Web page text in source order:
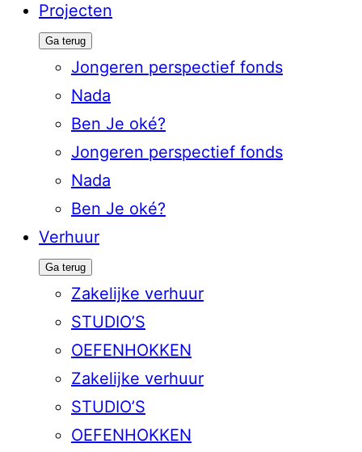
Projecten
Ga terug
Jongeren perspectief fonds
Nada
Ben Je oké?
Jongeren perspectief fonds
Nada
Ben Je oké?
Verhuur
Ga terug
Zakelijke verhuur
STUDIO’S
OEFENHOKKEN
Zakelijke verhuur
STUDIO’S
OEFENHOKKEN